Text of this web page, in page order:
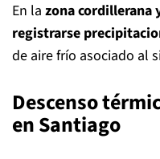
En la zona cordillerana
registrarse
de aire frío asociado al
Descenso
en Santiago